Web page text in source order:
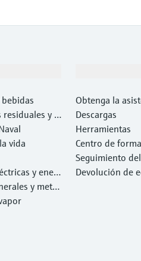
residuales y r
vida
y ener
y metal
Obtenga la
necesita con
Descargas
Herramientas
Centro de
Seguimiento
Devolución de